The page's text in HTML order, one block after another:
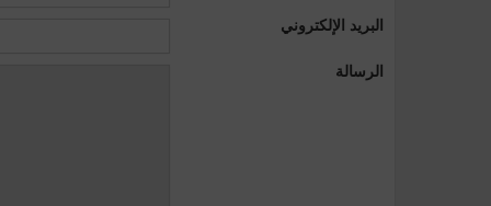
البريد الإلكتروني
الرسالة